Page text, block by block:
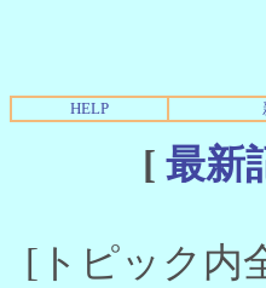
HELP
[ 最新
[トピック内